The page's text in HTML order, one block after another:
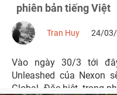
phiên bản tiếng Việt
Tran Huy 24/03/
Vào ngày 30/3 tới
Unleashed của Nexon
Global. Đặc biệt, trong